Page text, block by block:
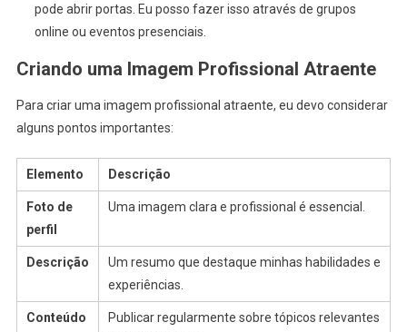
pode abrir portas. Eu posso fazer isso através de grupos
online ou eventos presenciais.
Criando uma Imagem Profissional Atraente
Para criar uma imagem profissional atraente, eu devo considerar
alguns pontos importantes:
Elemento Descrição
Foto de
perfil
Uma imagem clara e profissional é essencial.
Descrição
Um resumo que destaque minhas habilidades e
experiências.
Conteúdo
Publicar regularmente sobre tópicos relevantes